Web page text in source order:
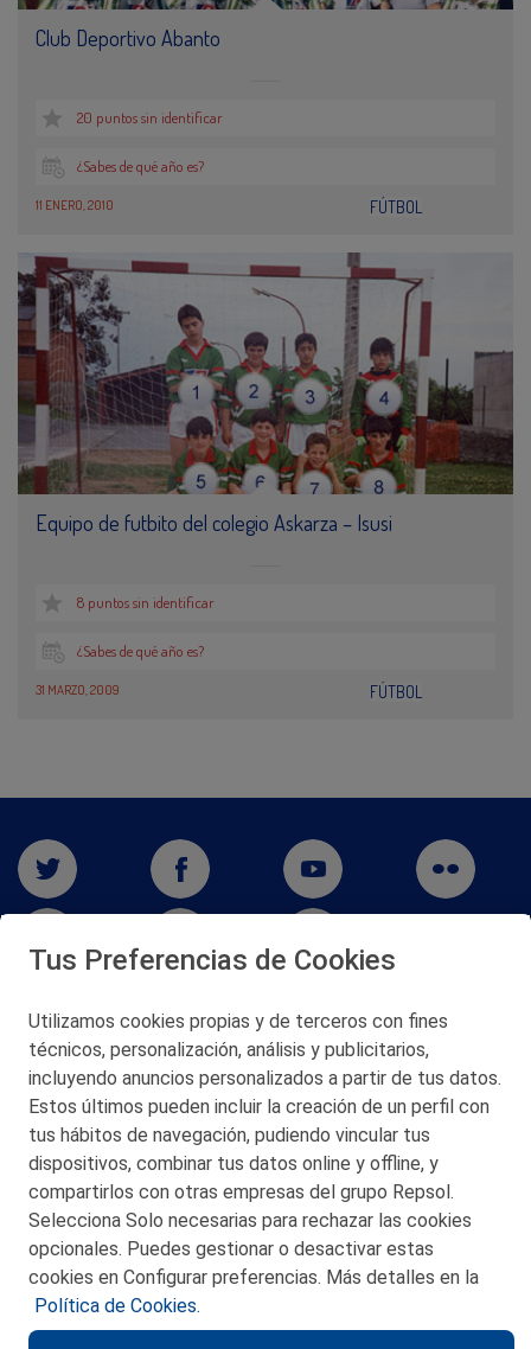
Club Deportivo Abanto
20 puntos sin identificar
¿Sabes de qué año es?
11 ENERO, 2010 FÚTBOL
Equipo de futbito del colegio Askarza – Isusi
8 puntos sin identificar
¿Sabes de qué año es?
31 MARZO, 2009 FÚTBOL
San Martín 5-Edificio Muñatones,
48550 Muskiz (Bizkaia)
Telf. 946 357 000
© 2026 Petronor S.A.
CONTACTO
Tus Preferencias de Cookies
Utilizamos cookies propias y de terceros con fines
técnicos, personalización, análisis y publicitarios,
incluyendo anuncios personalizados a partir de tus datos.
Estos últimos pueden incluir la creación de un perfil con
tus hábitos de navegación, pudiendo vincular tus
dispositivos, combinar tus datos online y offline, y
compartirlos con otras empresas del grupo Repsol.
Selecciona Solo necesarias para rechazar las cookies
opcionales. Puedes gestionar o desactivar estas
cookies en Configurar preferencias. Más detalles en la
Política de Cookies.